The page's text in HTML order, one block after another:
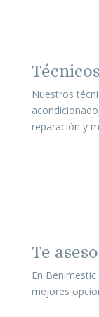
Nuestros
reparación y
Te
En Benimestic
mejores